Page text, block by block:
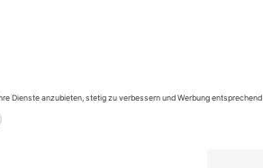
53-55, 1606 Sofia, Bulgaria
Cuauhtémoc, 06700 Ciudad de México,
Geschäftsbedingungen.,